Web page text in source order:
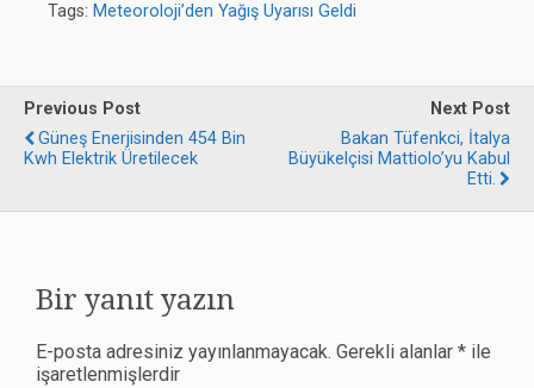
Tags: Meteoroloji’den Yağış Uyarısı Geldi
Previous Post
Güneş Enerjisinden 454 Bin
Kwh Elektrik Üretilecek
Next Post
Bakan Tüfenkci, İtalya
Büyükelçisi Mattiolo’yu Kabul
Bir yanıt yazın
E-posta adresiniz yayınlanmayacak. Gerekli alanlar * ile
işaretlenmişlerdir